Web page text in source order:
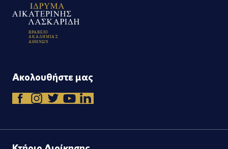
ΒΡΑΒΕΙΟ
ΑΚΑΔΗΜΙΑ Σ
Α ΘΗΝΩΝ
Ακολουθήστε μας